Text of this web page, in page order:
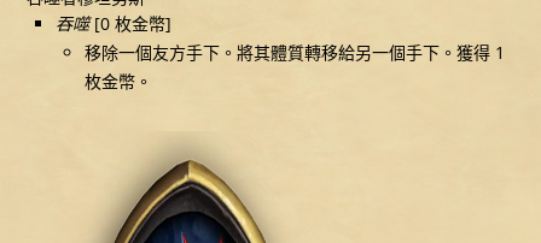
吞噬[0 枚金幣]
移除一個友方手下。將其體質轉移給另一個手下。獲得 1
枚金幣。